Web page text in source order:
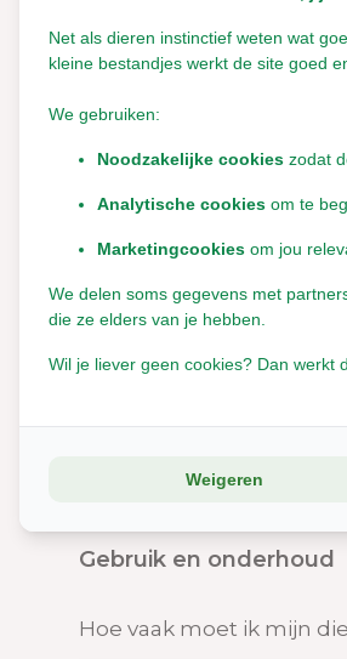
Kruidensnoepjes konijn
Bodembedekking mat
Bodembedekking
Zwijnenhaar
Veelgestelde
Algemeen over
Algemeen over borstels
Waarom kiezen veel
Gebruik en onderhoud
Hoe vaak moet ik mijn
Net als dieren instinctief weten wat
kleine bestandjes werkt de site goed
We gebruiken:
Noodzakelijke cookies zodat
Analytische cookies om te
Marketingcookies om jou
We delen soms gegevens met
die ze elders van je hebben.
Wil je liever geen cookies? Dan werkt
Weigeren